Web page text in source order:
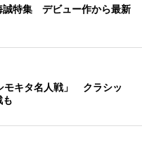
誠特集 デビュー作から最新
モキタ名人戦」 クラシッ
も